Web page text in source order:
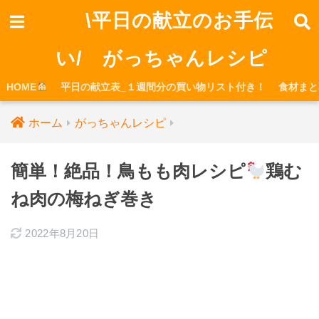
\平日の献立のお手伝
い/ がっちゃんレシピ
HOME 平日の献立表_１週間分の買い物リスト付き！ 食材ま
ホーム がっちゃんレシピ
簡単！絶品！鳥もも肉レシピ
⁡鶏む
ね肉の梅ねぎ巻き
2022年8月20日